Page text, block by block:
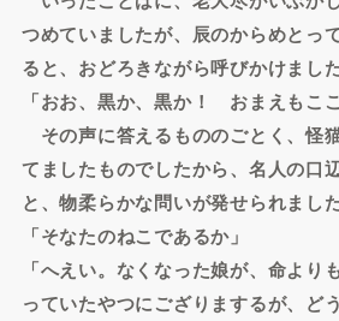
つめていましたが、辰のからめとっ
ると、おどろきながら呼びかけました
「おお、黒か、黒か！ おまえもこ
その声に答えるもののごとく、怪
てましたものでしたから、名人の口
と、物柔らかな問いが発せられました
「そなたのねこであるか」
「へえい。なくなった娘が、命より
っていたやつにござりまするが、ど